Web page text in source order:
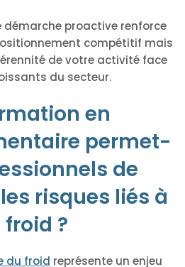
démarche proactive renforce
compétitif mais
de votre activité face
du secteur.
en
permet-
de
risques liés à
?
du froid représente un enjeu